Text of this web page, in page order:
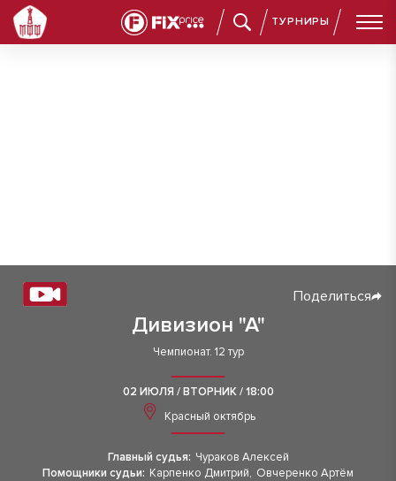
ТУРНИРЫ
Дивизион "А"
Поделиться
Чемпионат. 12 тур
02 ИЮЛЯ / ВТОРНИК / 18:00
Красный октябрь
Главный судья: Чураков Алексей
Помощники судьи: Карпенко Дмитрий, Овчеренко Артём